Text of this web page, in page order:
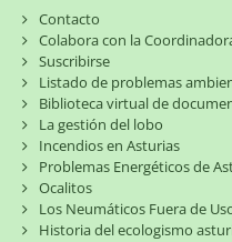
Contacto
Colabora con la
Suscribirse
Listado de problemas
Biblioteca virtual de
La gestión del lobo
Incendios en Asturias
Problemas Energéticos de
Ocalitos
Los Neumáticos Fuera de
Historia del ecologismo